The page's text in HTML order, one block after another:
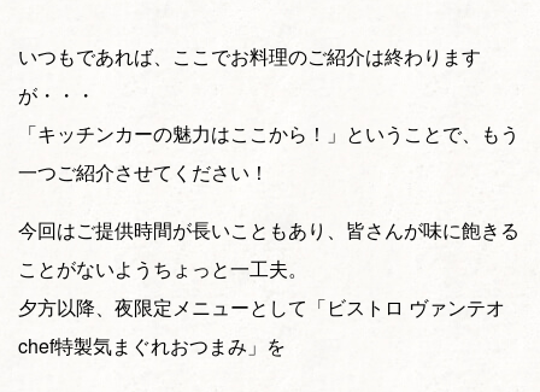
いつもであれば、ここでお料理のご紹介は終わります
が・・・
「キッチンカーの魅力はここから！」ということで、もう
一つご紹介させてください！
今回はご提供時間が長いこともあり、皆さんが味に飽きる
ことがないようちょっと一工夫。
夕方以降、夜限定メニューとして「ビストロ ヴァンテオ
chef特製気まぐれおつまみ」を